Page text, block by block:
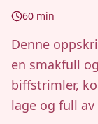
60 min
Denne
en smakfull
biffstrimler,
lage og full av